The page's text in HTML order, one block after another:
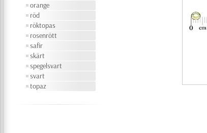
orange
röd
röktopas
rosenrött
safir
skärt
spegelsvart
svart
topaz